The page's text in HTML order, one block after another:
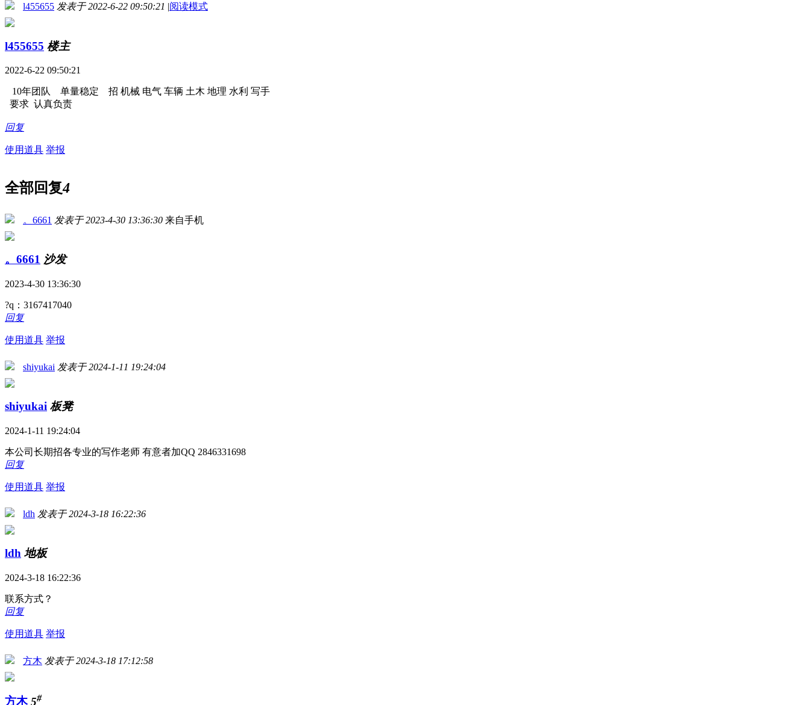
l455655 发表于 2022-6-22 09:50:21 |阅读模式
l455655 楼主
2022-6-22 09:50:21
10年团队 单量稳定 招 机械 电气 车辆 土木 地理 水利 写手
要求 认真负责
回复
使用道具 举报
全部回复4
。6661 发表于 2023-4-30 13:36:30 来自手机
。6661 沙发
2023-4-30 13:36:30
?q：3167417040
回复
使用道具 举报
shiyukai 发表于 2024-1-11 19:24:04
shiyukai 板凳
2024-1-11 19:24:04
本公司长期招各专业的写作老师 有意者加QQ 2846331698
回复
使用道具 举报
ldh 发表于 2024-3-18 16:22:36
ldh 地板
2024-3-18 16:22:36
联系方式？
回复
使用道具 举报
方木 发表于 2024-3-18 17:12:58
方木 5#